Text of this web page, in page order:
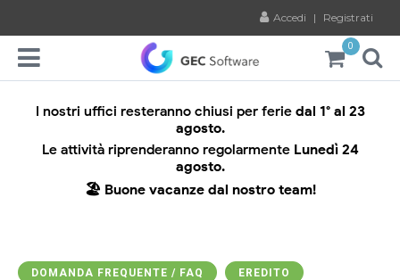
Accedi | Registrati
0
I nostri uffici resteranno chiusi per ferie dal 1° al 23
agosto.
Le attività riprenderanno regolarmente Lunedì 24
agosto.
🏖️ Buone vacanze dal nostro team!
DOMANDA FREQUENTE / FAQ EREDITO